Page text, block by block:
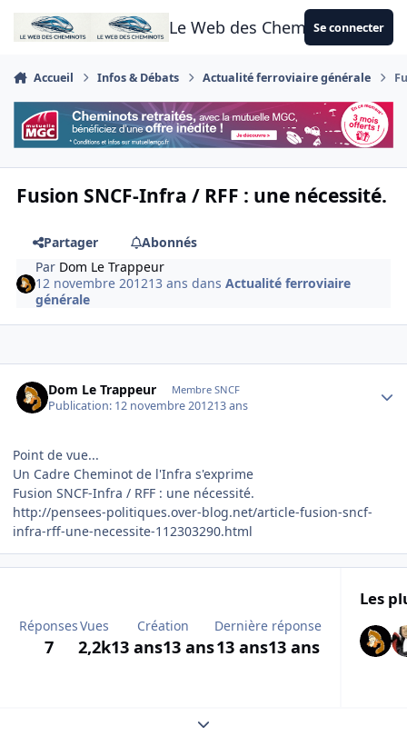
Aller au contenu
Le Web des CheminotsSe connecter
Accueil Infos & Débats Actualité ferroviaire générale
Fusion SNCF-Infra / RFF : une nécessité.
Partager
Abonnés
Par Dom Le Trappeur
12 novembre 201213 ans dansActualité ferroviaire
générale
Dom Le Trappeur Membre SNCF
Publication: 12 novembre 201213 ans
Point de vue...
Un Cadre Cheminot de l'Infra s'exprime
Fusion SNCF-Infra / RFF : une nécessité.
http://pensees-politiques.over-blog.net/article-fusion-sncf-
infra-rff-une-necessite-112303290.html
Réponses
7
Vues
2,2k
Création
13 ans13 ans
Dernière réponse
13 ans13 ans
Les
Expand topic overview